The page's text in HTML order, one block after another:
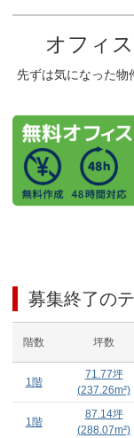
オフィ
先ずは気になった物
募集終了の
階数 坪数
1階
71.77坪
(237.26m²)
1階
87.14坪
(288.07m²)